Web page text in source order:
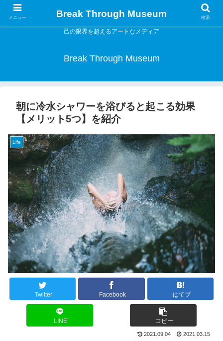
己の限界を超えるアートなメディア
Break Through Museum
朝に冷水シャワーを浴びると起こる効果
【メリット5つ】を紹介
Life
Twitter Facebook はてブ
LINE コピー
2021.09.04 2021.03.15
メニュー Break Through Museum 検索